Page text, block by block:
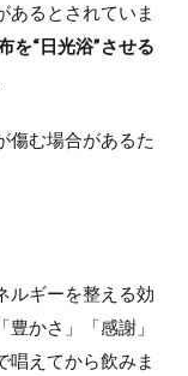
あるとされていま
を“日光浴”させる
傷む場合があるた
ルギーを整える効
かさ」「感謝」
唱えてから飲みま